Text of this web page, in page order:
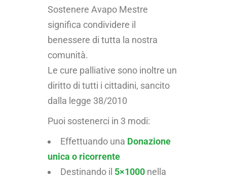
Sostenere Avapo Mestre
significa condividere il
benessere di tutta la nostra
comunità.
Le cure palliative sono inoltre un
diritto di tutti i cittadini, sancito
dalla legge 38/2010
Puoi sostenerci in 3 modi:
Effettuando una Donazione
unica o ricorrente
Destinando il 5×1000 nella